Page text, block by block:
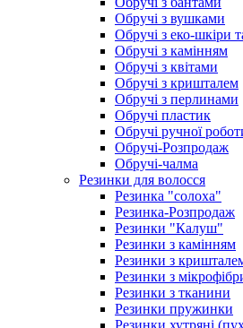
Обручі з вушками
Обручі з еко-шкіри
Обручі з камінням
Обручі з квітами
Обручі з кришталем
Обручі з перлинами
Обручі пластик
Обручі ручної
Обручі-Розпродаж
Обручі-чалма
Резинки для волосся
Резинка "солоха"
Резинка-Розпродаж
Резинки "Калуш"
Резинки з камінням
Резинки з
Резинки з
Резинки з тканини
Резинки пружинки
Резинки хутряні